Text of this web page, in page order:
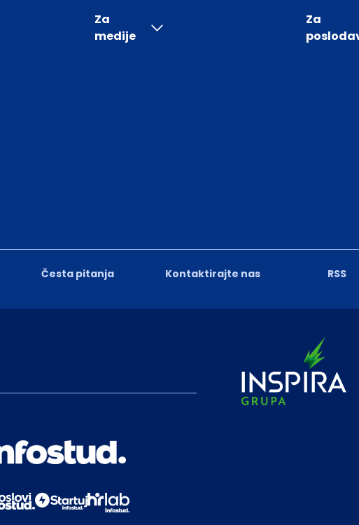
Česta pitanja Kontaktirajte nas RSS
Za
medije
Za